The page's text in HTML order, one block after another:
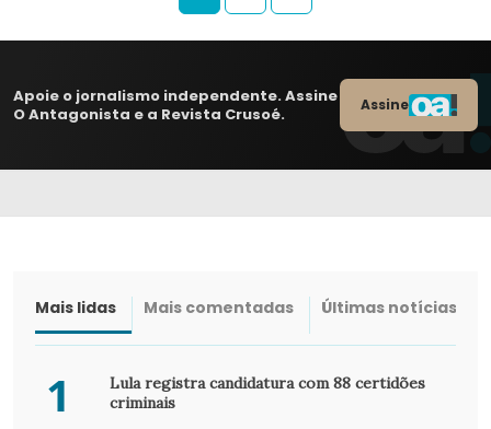
Apoie o jornalismo independente. Assine
O Antagonista e a Revista Crusoé.
Assine
Mais lidas Mais comentadas Últimas notícias
1
Lula registra candidatura com 88 certidões
criminais